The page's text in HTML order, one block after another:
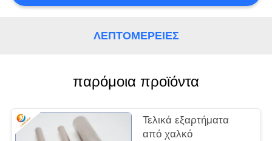
ΠΕΡΙΠΤΏΣΕΙΣ
ΑΠΌΣΠΑΣΜΑ
SITEMAP
ΛΕΠΤΟΜΈΡΕΙΕΣ
παρόμοια προϊόντα
Τελικά εξαρτήματα
από χαλκό